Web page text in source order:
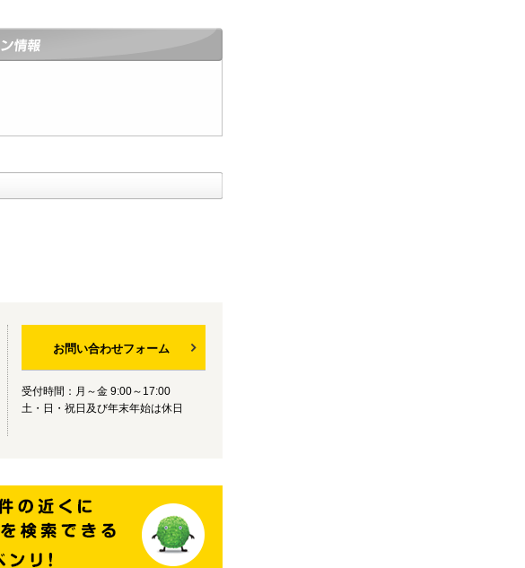
お問い合わせフォーム
受付時間：月～金 9:00～17:00
土・日・祝日及び年末年始は休日